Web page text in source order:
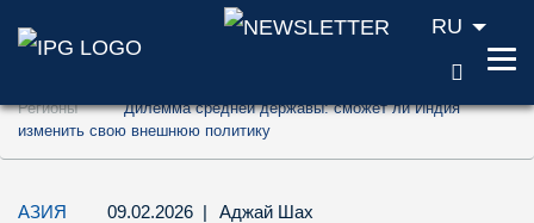
Перейти к содержанию (ключ доступа
Перейти к поиску (ключ доступа '2')
RU
Регионы
Дилемма средней державы: сможет ли Индия
изменить свою внешнюю политику
АЗИЯ 09.02.2026 | Аджай Шах